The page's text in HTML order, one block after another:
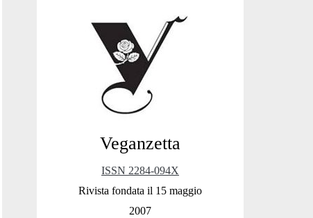
Sidebar
Veganzetta
ISSN 2284-094X
Rivista fondata il 15 maggio
2007